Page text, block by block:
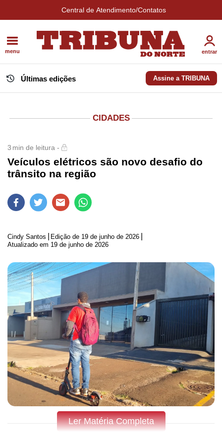
Central de Atendimento/Contatos
menu entrar
Últimas edições Assine a TRIBUNA
CIDADES
3 min de leitura -
Veículos elétricos são novo desafio do
trânsito na região
Cindy Santos Edição de 19 de junho de 2026
Atualizado em 19 de junho de 2026
Ler Matéria Completa